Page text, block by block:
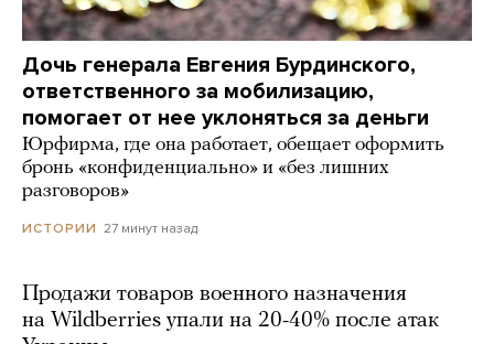
Дочь генерала Евгения Бурдинского,
ответственного за мобилизацию,
помогает от нее уклоняться за деньги
Юрфирма, где она работает, обещает оформить
бронь «конфиденциально» и «без лишних
разговоров»
ИСТОРИИ 27 минут назад
Продажи товаров военного назначения
на Wildberries упали на 20-40% после атак